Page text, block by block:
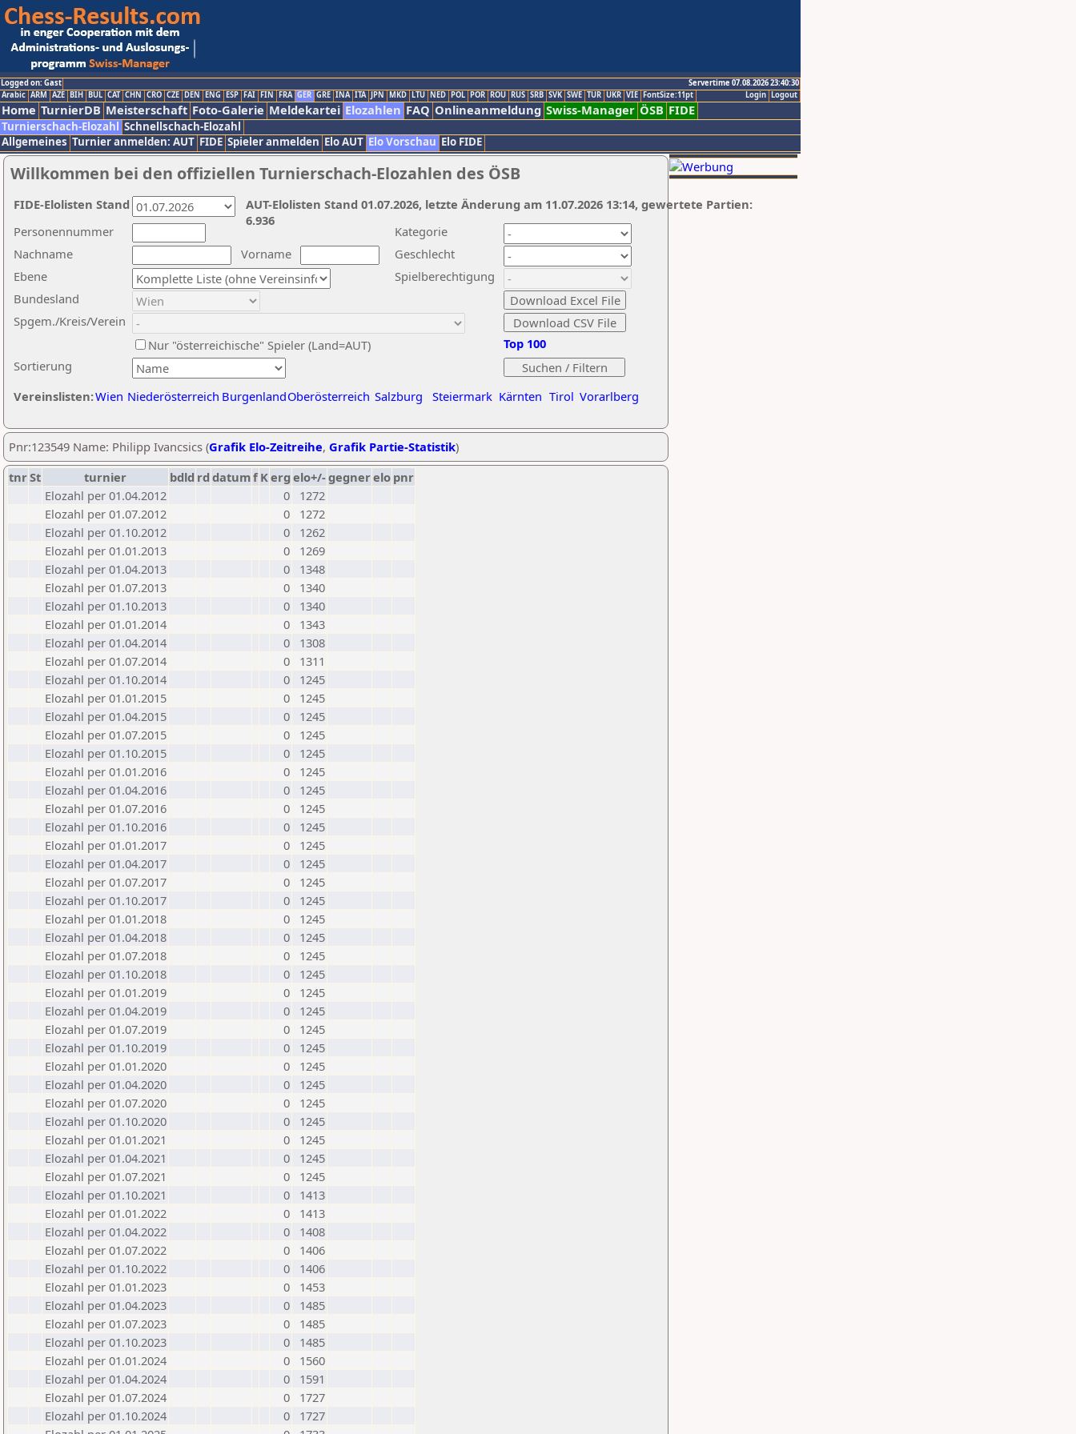
Logged on: Gast
Servertime 07.08.2026 23:40:30
Logout
Login
Arabic ARM AZE BIH BUL CAT CHN CRO CZE DEN ENG ESP FAI FIN FRA GER GRE INA ITA JPN MKD LTU NED POL POR ROU RUS SRB SVK SWE TUR UKR VIE FontSize:11pt
Home TurnierDB Meisterschaft Foto-Galerie Meldekartei Elozahlen FAQ Onlineanmeldung Swiss-Manager ÖSB FIDE
Turnierschach-Elozahl Schnellschach-Elozahl
Allgemeines Turnier anmelden: AUT FIDE Spieler anmelden Elo AUT Elo Vorschau Elo FIDE
Willkommen bei den offiziellen Turnierschach-Elozahlen des ÖSB
Nachname
Vorname
Ebene
Kategorie
Sortierung
Personennummer
Bundesland
Spgem./Kreis/Verein
Geschlecht
Nur "österreichische" Spieler (Land=AUT)
Spielberechtigung
Vereinslisten:Wien Niederösterreich BurgenlandOberösterreich Salzburg Steiermark Kärnten Tirol Vorarlberg
Top 100
AUT-Elolisten Stand 01.07.2026, letzte Änderung am 11.07.2026 13:14, gewertete Partien:
6.936
FIDE-Elolisten Stand
Pnr:123549 Name: Philipp Ivancsics (Grafik Elo-Zeitreihe, Grafik Partie-Statistik)
tnrSt turnier bdld rd datumf Kerg elo+/-gegnerelo pnr
Elozahl per 01.04.2012
0
1272
Elozahl per 01.07.2012
0
1272
Elozahl per 01.10.2012
0
1262
Elozahl per 01.01.2013
0
1269
Elozahl per 01.04.2013
0
1348
Elozahl per 01.07.2013
0
1340
Elozahl per 01.10.2013
0
1340
Elozahl per 01.01.2014
0
1343
Elozahl per 01.04.2014
0
1308
Elozahl per 01.07.2014
0
1311
Elozahl per 01.10.2014
0
1245
Elozahl per 01.01.2015
0
1245
Elozahl per 01.04.2015
0
1245
Elozahl per 01.07.2015
0
1245
Elozahl per 01.10.2015
0
1245
Elozahl per 01.01.2016
0
1245
Elozahl per 01.04.2016
0
1245
Elozahl per 01.07.2016
0
1245
Elozahl per 01.10.2016
0
1245
Elozahl per 01.01.2017
0
1245
Elozahl per 01.04.2017
0
1245
Elozahl per 01.07.2017
0
1245
Elozahl per 01.10.2017
0
1245
Elozahl per 01.01.2018
0
1245
Elozahl per 01.04.2018
0
1245
Elozahl per 01.07.2018
0
1245
Elozahl per 01.10.2018
0
1245
Elozahl per 01.01.2019
0
1245
Elozahl per 01.04.2019
0
1245
Elozahl per 01.07.2019
0
1245
Elozahl per 01.10.2019
0
1245
Elozahl per 01.01.2020
0
1245
Elozahl per 01.04.2020
0
1245
Elozahl per 01.07.2020
0
1245
Elozahl per 01.10.2020
0
1245
Elozahl per 01.01.2021
0
1245
Elozahl per 01.04.2021
0
1245
Elozahl per 01.07.2021
0
1245
Elozahl per 01.10.2021
0
1413
Elozahl per 01.01.2022
0
1413
Elozahl per 01.04.2022
0
1408
Elozahl per 01.07.2022
0
1406
Elozahl per 01.10.2022
0
1406
Elozahl per 01.01.2023
0
1453
Elozahl per 01.04.2023
0
1485
Elozahl per 01.07.2023
0
1485
Elozahl per 01.10.2023
0
1485
Elozahl per 01.01.2024
0
1560
Elozahl per 01.04.2024
0
1591
Elozahl per 01.07.2024
0
1727
Elozahl per 01.10.2024
0
1727